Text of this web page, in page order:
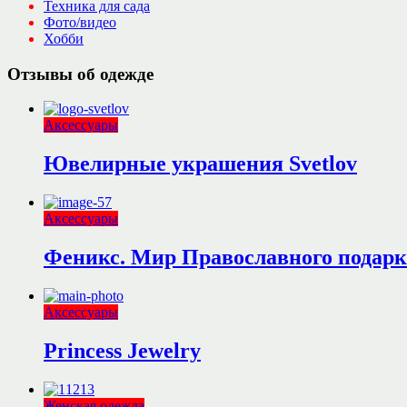
Техника для сада
Фото/видео
Хобби
Отзывы об одежде
Аксессуары
Ювелирные украшения Svetlov
Аксессуары
Феникс. Мир Православного
Аксессуары
Princess Jewelry